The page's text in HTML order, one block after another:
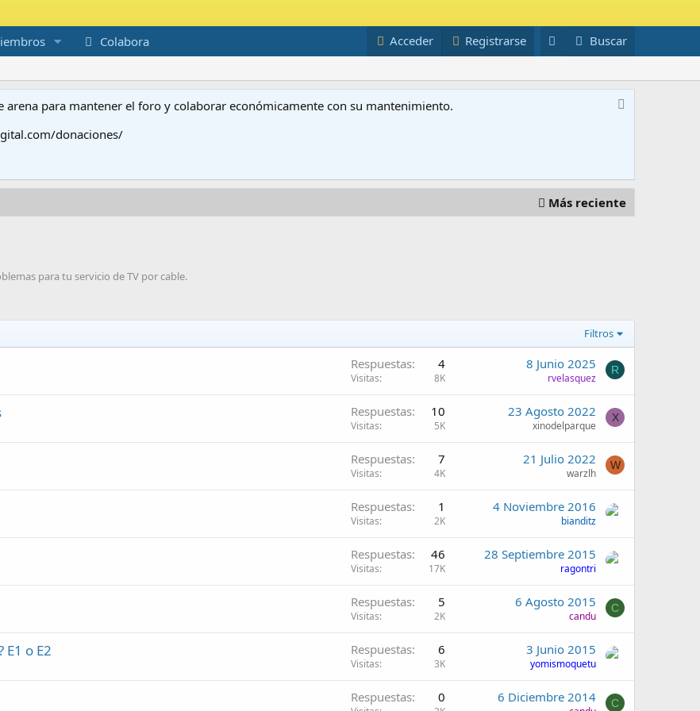
Colabora Acceder Registrarse Buscar
para mantener el foro y colaborar económicamente con su mantenimiento.
donaciones/
Más reciente
para tu servicio de TV por cable.
Filtros
Respuestas 4
Visitas 8K
8 Junio 2025
rvelasquez
R
Respuestas 10
Visitas 5K
23 Agosto 2022
xinodelparque
X
Respuestas 7
Visitas 4K
21 Julio 2022
warzlh
W
Respuestas 1
Visitas 2K
4 Noviembre 2016
bianditz
Respuestas 46
Visitas 17K
28 Septiembre 2015
ragontri
Respuestas 5
Visitas 2K
6 Agosto 2015
candu
C
o E2 Respuestas 6
Visitas 3K
3 Junio 2015
yomismoquetu
Respuestas 0 6 Diciembre 2014 C